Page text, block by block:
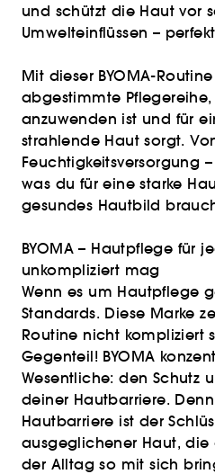
und schützt die Haut vor
Umwelteinflüssen –
Mit dieser BYOMA-
abgestimmte
anzuwenden ist und für
strahlende Haut sorgt.
Feuchtigkeitsversorgung
was du für eine starke
gesundes Hautbild
BYOMA – Hautpflege für
unkompliziert mag
Wenn es um Hautpflege
Standards. Diese Marke
Routine nicht kompliziert
Gegenteil! BYOMA
Wesentliche: den Schutz
deiner Hautbarriere.
Hautbarriere ist der
ausgeglichener Haut,
der Alltag so mit sich